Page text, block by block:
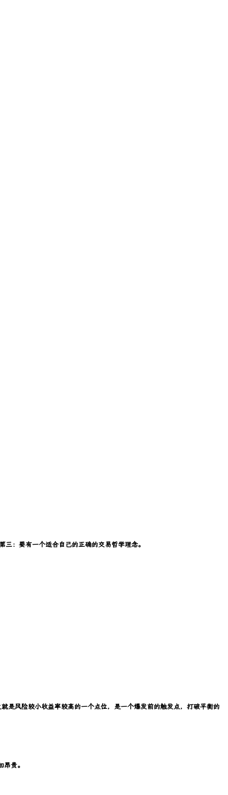
：要有一个适合自己的正确的交易哲学理念。
是风险较小收益率较高的一个点位，是一个爆发前的触发点，打破平衡的
贵。